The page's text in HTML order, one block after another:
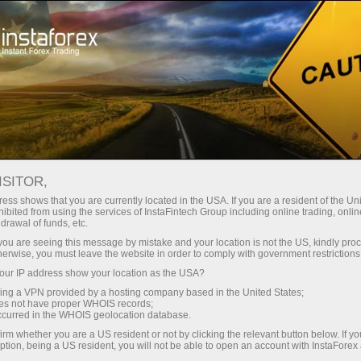
Acerca de InstaForex InstaSport Dragon Racing
InstaForex-
socio oficial de Dragon
Racing
El futuro está llegando,
InstaForex y Dragon Racing
shows that you are currently located in the USA. If you are a resident of the
from using the services of InstaFintech Group including online trading,
of funds, etc.
are seeing this message by mistake and your location is not the US, kindly
you must leave the website in order to comply with government
IP address show your location as the USA?
a VPN provided by a hosting company based in the United States;
not have proper WHOIS records;
in the WHOIS geolocation database.
whether you are a US resident or not by clicking the relevant button below. If
being a US resident, you will not be able to open an account with InstaForex